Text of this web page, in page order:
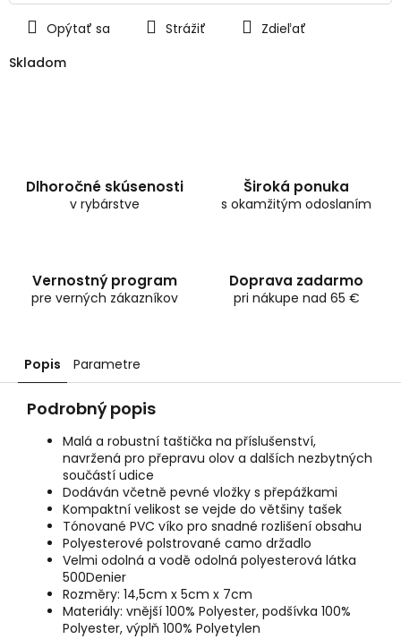
Skladom
Opýtať sa Strážiť Zdieľať
Dlhoročné skúsenosti
v rybárstve
Široká ponuka
s okamžitým odoslaním
Vernostný program
pre verných zákazníkov
Doprava zadarmo
pri nákupe nad 65 €
Popis Parametre
Podrobný popis
Malá a robustní taštička na příslušenství,
navržená pro přepravu olov a dalších nezbytných
součástí udice
Dodáván včetně pevné vložky s přepážkami
Kompaktní velikost se vejde do většiny tašek
Tónované PVC víko pro snadné rozlišení obsahu
Polyesterové polstrované camo držadlo
Velmi odolná a vodě odolná polyesterová látka
500Denier
Rozměry: 14,5cm x 5cm x 7cm
Materiály: vnější 100% Polyester, podšívka 100%
Polyester, výplň 100% Polyetylen